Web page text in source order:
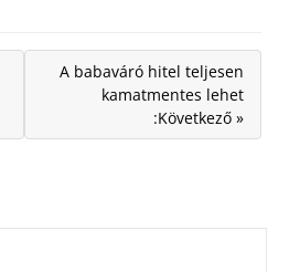
A babaváró hitel teljesen
kamatmentes lehet
:Következő »